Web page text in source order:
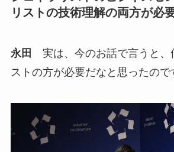
リストの技術理解の両方が必
永田
実は、今のお話で言うと、
ストの方が必要だなと思ったので